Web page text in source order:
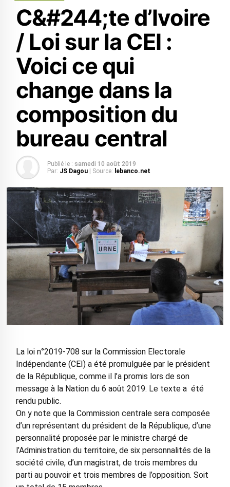
C&#244;te d’Ivoire
/ Loi sur la CEI :
Voici ce qui
change dans la
composition du
bureau central
Publié le : samedi 10 août 2019
Par: JS Dagou | Source: lebanco.net
La loi n°2019-708 sur la Commission Electorale
Indépendante (CEI) a été promulguée par le président
de la République, comme il l’a promis lors de son
message à la Nation du 6 août 2019. Le texte a été
rendu public.
On y note que la Commission centrale sera composée
d’un représentant du président de la République, d’une
personnalité proposée par le ministre chargé de
l’Administration du territoire, de six personnalités de la
société civile, d’un magistrat, de trois membres du
parti au pouvoir et trois membres de l’opposition. Soit